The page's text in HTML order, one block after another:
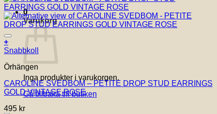
0
Varukorg
Inga produkter i varukorgen.
Gå tillbaka till butiken
+
Snabbkoll
Örhängen
CAROLINE SVEDBOM – PETITE DROP STUD EARRINGS
GOLD VINTAGE ROSE
495 kr